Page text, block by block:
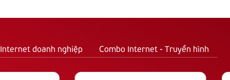
Internet doanh nghiệp Combo Internet - Truyền hình